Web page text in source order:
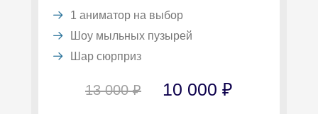
1 аниматор на выбор
Шоу мыльных пузырей
Шар сюрприз
13 000 ₽ 10 000 ₽